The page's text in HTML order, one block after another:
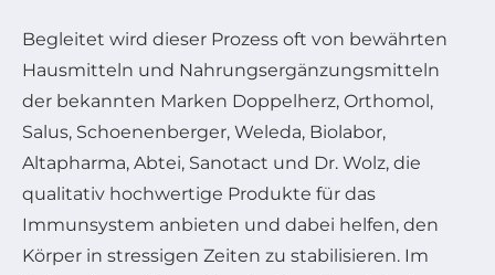
Begleitet wird dieser Prozess oft von bewährten
Hausmitteln und Nahrungsergänzungsmitteln
der bekannten Marken Doppelherz, Orthomol,
Salus, Schoenenberger, Weleda, Biolabor,
Altapharma, Abtei, Sanotact und Dr. Wolz, die
qualitativ hochwertige Produkte für das
Immunsystem anbieten und dabei helfen, den
Körper in stressigen Zeiten zu stabilisieren. Im